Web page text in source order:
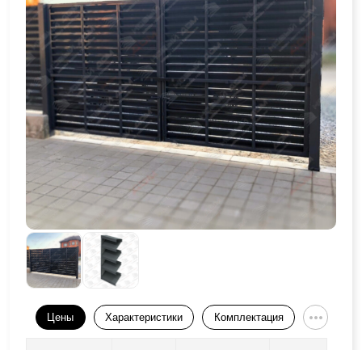
Цены Характеристики Комплектация